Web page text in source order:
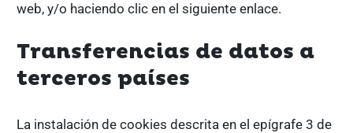
web, y/o haciendo clic en el siguiente enlace.
Transferencias de datos a
terceros países
La instalación de cookies descrita en el epígrafe 3 de